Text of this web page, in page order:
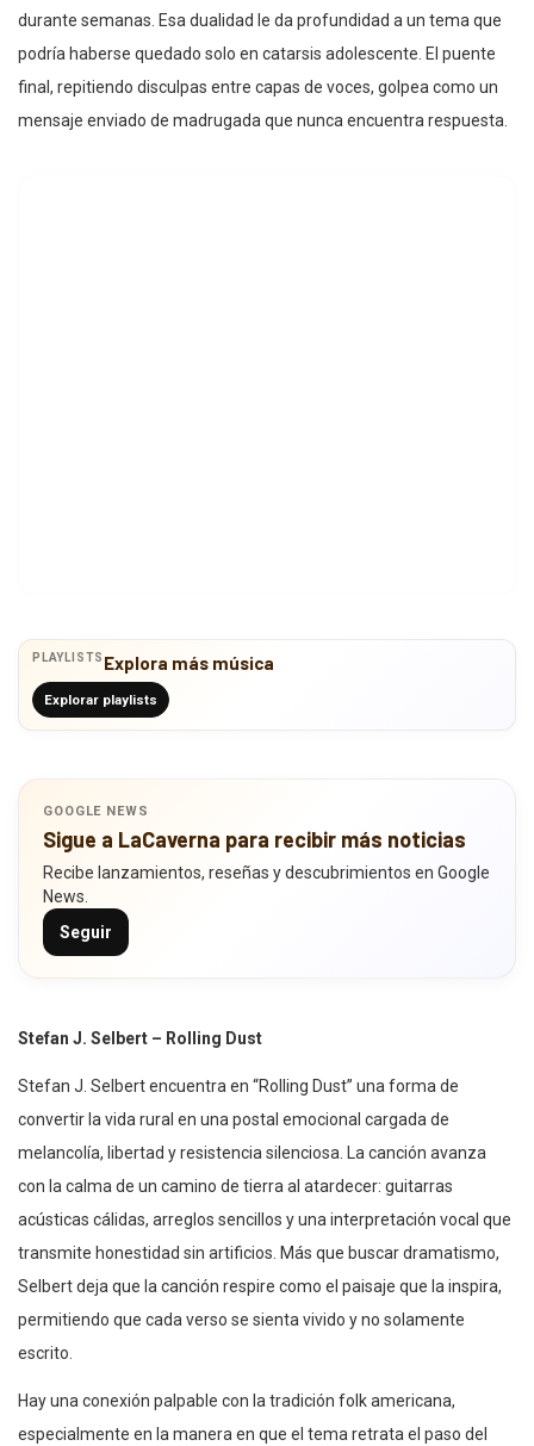
durante semanas. Esa dualidad le da profundidad a un tema que
podría haberse quedado solo en catarsis adolescente. El puente
final, repitiendo disculpas entre capas de voces, golpea como un
mensaje enviado de madrugada que nunca encuentra respuesta.
PLAYLISTS Explora más música
Explorar playlists
GOOGLE NEWS
Sigue a LaCaverna para recibir más noticias
Recibe lanzamientos, reseñas y descubrimientos en Google
News.
Seguir
Stefan J. Selbert – Rolling Dust
Stefan J. Selbert encuentra en “Rolling Dust” una forma de
convertir la vida rural en una postal emocional cargada de
melancolía, libertad y resistencia silenciosa. La canción avanza
con la calma de un camino de tierra al atardecer: guitarras
acústicas cálidas, arreglos sencillos y una interpretación vocal que
transmite honestidad sin artificios. Más que buscar dramatismo,
Selbert deja que la canción respire como el paisaje que la inspira,
permitiendo que cada verso se sienta vivido y no solamente
escrito.
Hay una conexión palpable con la tradición folk americana,
especialmente en la manera en que el tema retrata el paso del